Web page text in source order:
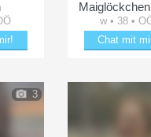
w • 38 •
Chat mit
3